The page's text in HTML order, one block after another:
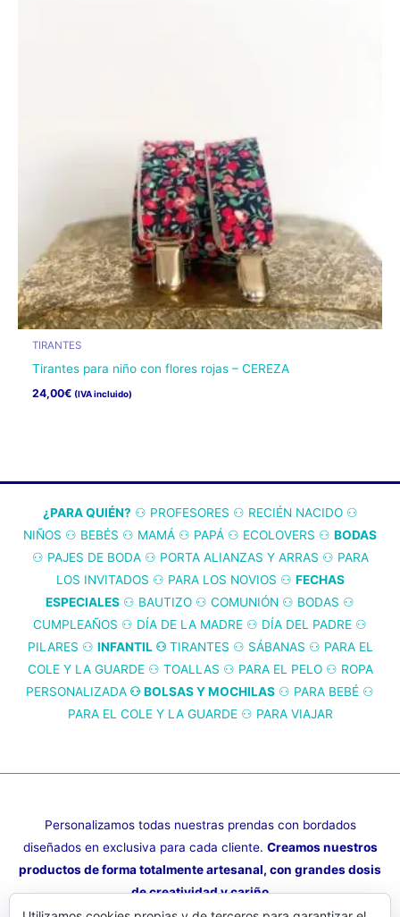
producto
TIRANTES
Tirantes para niño con flores rojas – CEREZA
24,00€ (IVA incluido)
múltiples
variantes.
Las
opciones
pueden
elegir
en
la
página
¿PARA QUIÉN? ⚇ PROFESORES ⚇ RECIÉN NACIDO⚇
NIÑOS ⚇ BEBÉS ⚇ MAMÁ ⚇ PAPÁ ⚇ ECOLOVERS ⚇ BODAS
⚇ PAJES DE BODA⚇ PORTA ALIANZAS Y ARRAS ⚇ PARA
LOS INVITADOS ⚇ PARA LOS NOVIOS ⚇ FECHAS
ESPECIALES ⚇ BAUTIZO ⚇ COMUNIÓN ⚇ BODAS ⚇
CUMPLEAÑOS ⚇ DÍA DE LA MADRE ⚇ DÍA DEL PADRE ⚇
PILARES ⚇ INFANTIL⚇ TIRANTES ⚇ SÁBANAS ⚇ PARA EL
COLE Y LA GUARDE⚇ TOALLAS ⚇ PARA EL PELO⚇ ROPA
PERSONALIZADA ⚇ BOLSAS Y MOCHILAS ⚇ PARA BEBÉ ⚇
PARA EL COLE Y LA GUARDE⚇ PARA VIAJAR
Personalizamos todas nuestras prendas con bordados
diseñados en exclusiva para cada cliente. Creamos nuestros
productos de forma totalmente artesanal, con grandes dosis
de creatividad y cariño